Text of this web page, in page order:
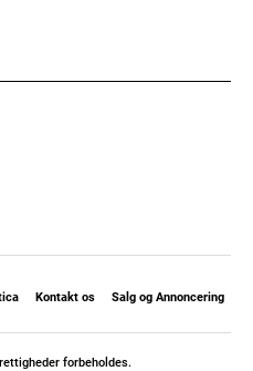
Kontakt os Salg og Annoncering
forbeholdes.